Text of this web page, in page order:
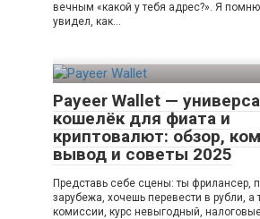
вечным «какой у тебя адрес?». Я
увидел, как…
Payeer Wallet —
кошелёк для фиата и
криптовалют: обзор,
вывод и советы 2025
Представь себе сцены: ты фрилансер,
зарубежа, хочешь перевести в рубли, а
комиссии, курс невыгодный,